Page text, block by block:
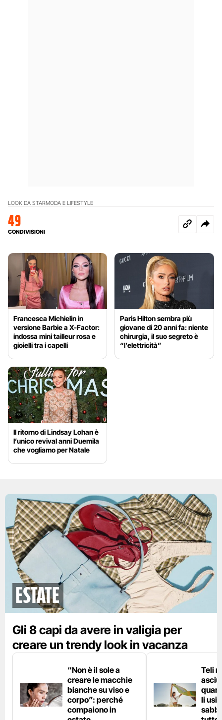
LOOK DA STARMODA E LIFESTYLE
49
CONDIVISIONI
Francesca Michielin in
versione Barbie a X-Factor:
indossa mini tailleur rosa e
gioielli tra i capelli
Paris Hilton sembra più
giovane di 20 anni fa: niente
chirurgia, il suo segreto è
“l’elettricità”
Il ritorno di Lindsay Lohan è
l’unico revival anni Duemila
che vogliamo per Natale
Estate
Gli 8 capi da avere in valigia per
creare un trendy look in vacanza
“Non è il sole a
creare le macchie
bianche su viso e
corpo”: perché
compaiono in
Teli
li